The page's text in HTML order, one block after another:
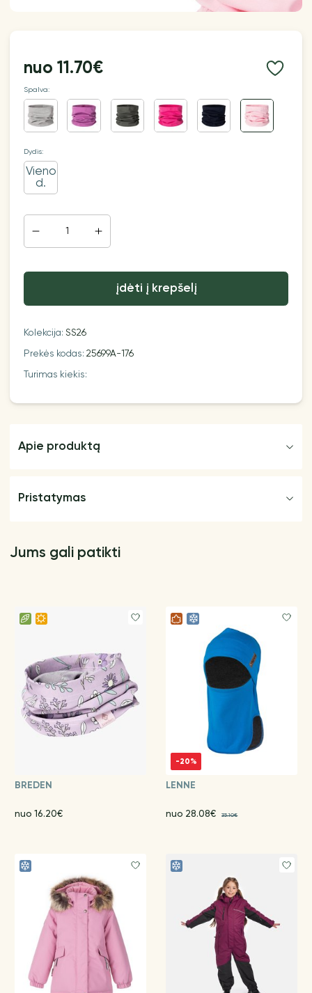
nuo11.70€
Spalva:
Dydis:
Vieno
d.
įdėti į krepšelį
Kolekcija:SS26
Prekės kodas:25699A-176
Turimas kiekis:
Apie produktą
Pristatymas
Jums gali patikti
BREDEN
nuo 16.20€
-20%
LENNE
nuo 28.08€ 35.10€